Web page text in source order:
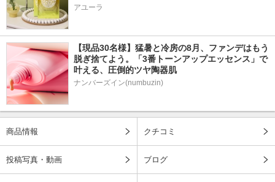
アユーラ
【現品30名様】猛暑と冷房の8月、ファンデはもう
脱ぎ捨てよう。「3番トーンアップエッセンス」で
叶える、圧倒的ツヤ陶器肌
ナンバーズイン(numbuzin)
商品情報 クチコミ
投稿写真・動画 ブログ